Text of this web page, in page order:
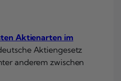
Aktienarten im
Aktiengesetz
anderem zwischen